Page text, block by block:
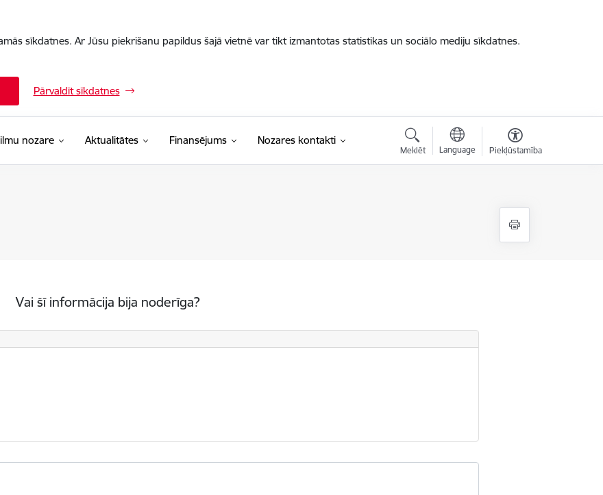
sīkdatnes. Ar Jūsu piekrišanu papildus šajā vietnē var tikt izmantotas statistikas un sociālo mediju sīkdatnes.
Pārvaldīt sīkdatnes
nozare Aktualitātes Finansējums Nozares kontakti
Meklēt Language Piekļūstamība
Vai šī informācija bija noderīga?